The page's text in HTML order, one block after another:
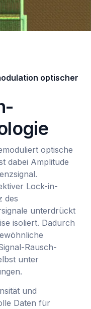
optischer
optische
dabei Amplitude
Lock-in-
des
unterdrückt
isoliert. Dadurch
Rausch-
unter
und
Daten für